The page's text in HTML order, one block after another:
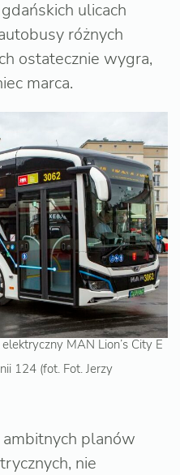
ulicach
różnych
ostatecznie wygra,
marca.
MAN Lion’s City E
124 (fot. Fot. Jerzy
ambitnych planów
nie